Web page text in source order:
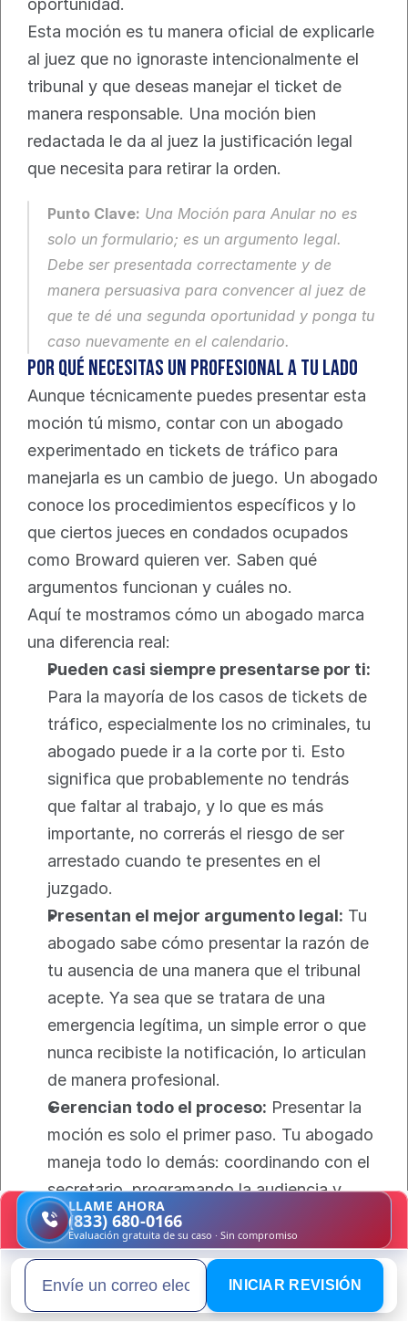
Esta moción es tu manera oficial de explicarle
al juez que no ignoraste intencionalmente el
tribunal y que deseas manejar el ticket de
manera responsable. Una moción bien
redactada le da al juez la justificación legal
que necesita para retirar la orden.
Punto Clave: Una Moción para Anular no es
solo un formulario; es un argumento legal.
Debe ser presentada correctamente y de
manera persuasiva para convencer al juez de
que te dé una segunda oportunidad y ponga tu
caso nuevamente en el calendario.
Por Qué Necesitas un Profesional a Tu Lado
Aunque técnicamente puedes presentar esta
moción tú mismo, contar con un abogado
experimentado en tickets de tráfico para
manejarla es un cambio de juego. Un abogado
conoce los procedimientos específicos y lo
que ciertos jueces en condados ocupados
como Broward quieren ver. Saben qué
argumentos funcionan y cuáles no.
Aquí te mostramos cómo un abogado marca
una diferencia real:
Pueden casi siempre presentarse por ti:
Para la mayoría de los casos de tickets de
tráfico, especialmente los no criminales, tu
abogado puede ir a la corte por ti. Esto
significa que probablemente no tendrás
que faltar al trabajo, y lo que es más
importante, no correrás el riesgo de ser
arrestado cuando te presentes en el
juzgado.
Presentan el mejor argumento legal: Tu
abogado sabe cómo presentar la razón de
tu ausencia de una manera que el tribunal
acepte. Ya sea que se tratara de una
emergencia legítima, un simple error o que
nunca recibiste la notificación, lo articulan
de manera profesional.
Gerencian todo el proceso: Presentar la
moción es solo el primer paso. Tu abogado
maneja todo lo demás: coordinando con el
secretario, programando la audiencia y
hablando con la oficina del fiscal estatal si
es necesario. Ellos hacen todo el trabajo
El objetivo de contratar a un profesional es
LLAME AHORA
(833) 680-0166
Evaluación gratuita de su caso · Sin compromiso
Email address
INICIAR REVISIÓN